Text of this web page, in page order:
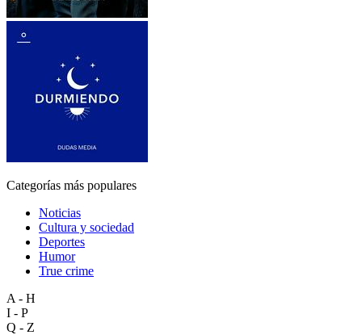
Categorías más populares
Noticias
Cultura y sociedad
Deportes
Humor
True crime
A - H
I - P
Q - Z